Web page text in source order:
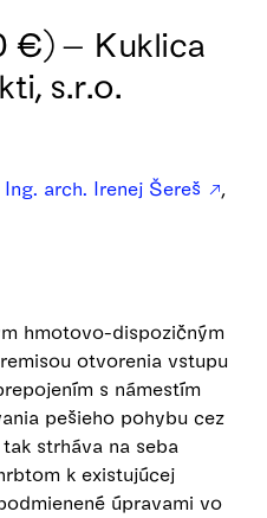
€) – Kuklica
s.r.o.
Ing. arch. Irenej Šereš
,
hmotovo-dispozičným
otvorenia vstupu
s námestím
pešieho pohybu cez
strháva na seba
k existujúcej
úpravami vo